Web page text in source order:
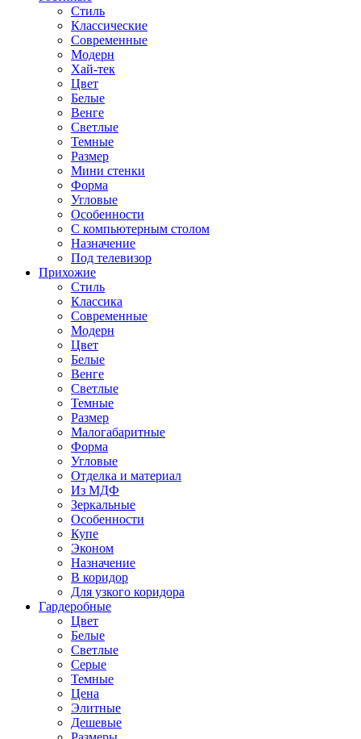
Стиль
Классические
Современные
Модерн
Хай-тек
Цвет
Белые
Венге
Светлые
Темные
Размер
Мини стенки
Форма
Угловые
Особенности
С компьютерным столом
Назначение
Под телевизор
Прихожие
Стиль
Классика
Современные
Модерн
Цвет
Белые
Венге
Светлые
Темные
Размер
Малогабаритные
Форма
Угловые
Отделка и материал
Из МДФ
Зеркальные
Особенности
Купе
Эконом
Назначение
В коридор
Для узкого коридора
Гардеробные
Цвет
Белые
Светлые
Серые
Темные
Цена
Элитные
Дешевые